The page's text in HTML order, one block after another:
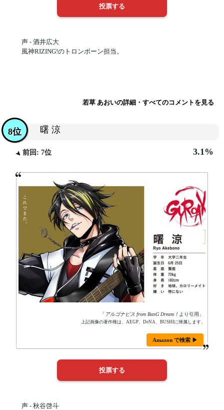
声 - 酒井広大
風神RIZING!のトロンボーン担当。
若草 あおいの詳細・すべてのコメントを見る
曙 涼
8位
前回: 7位 3.1%
「 アルゴナビス from BanG Dream！ より引用」
上記画像の著作権は、AEGP、DeNA、BUSHIに帰属します。
Amazon で検索 ▶
声 - 秋谷啓斗